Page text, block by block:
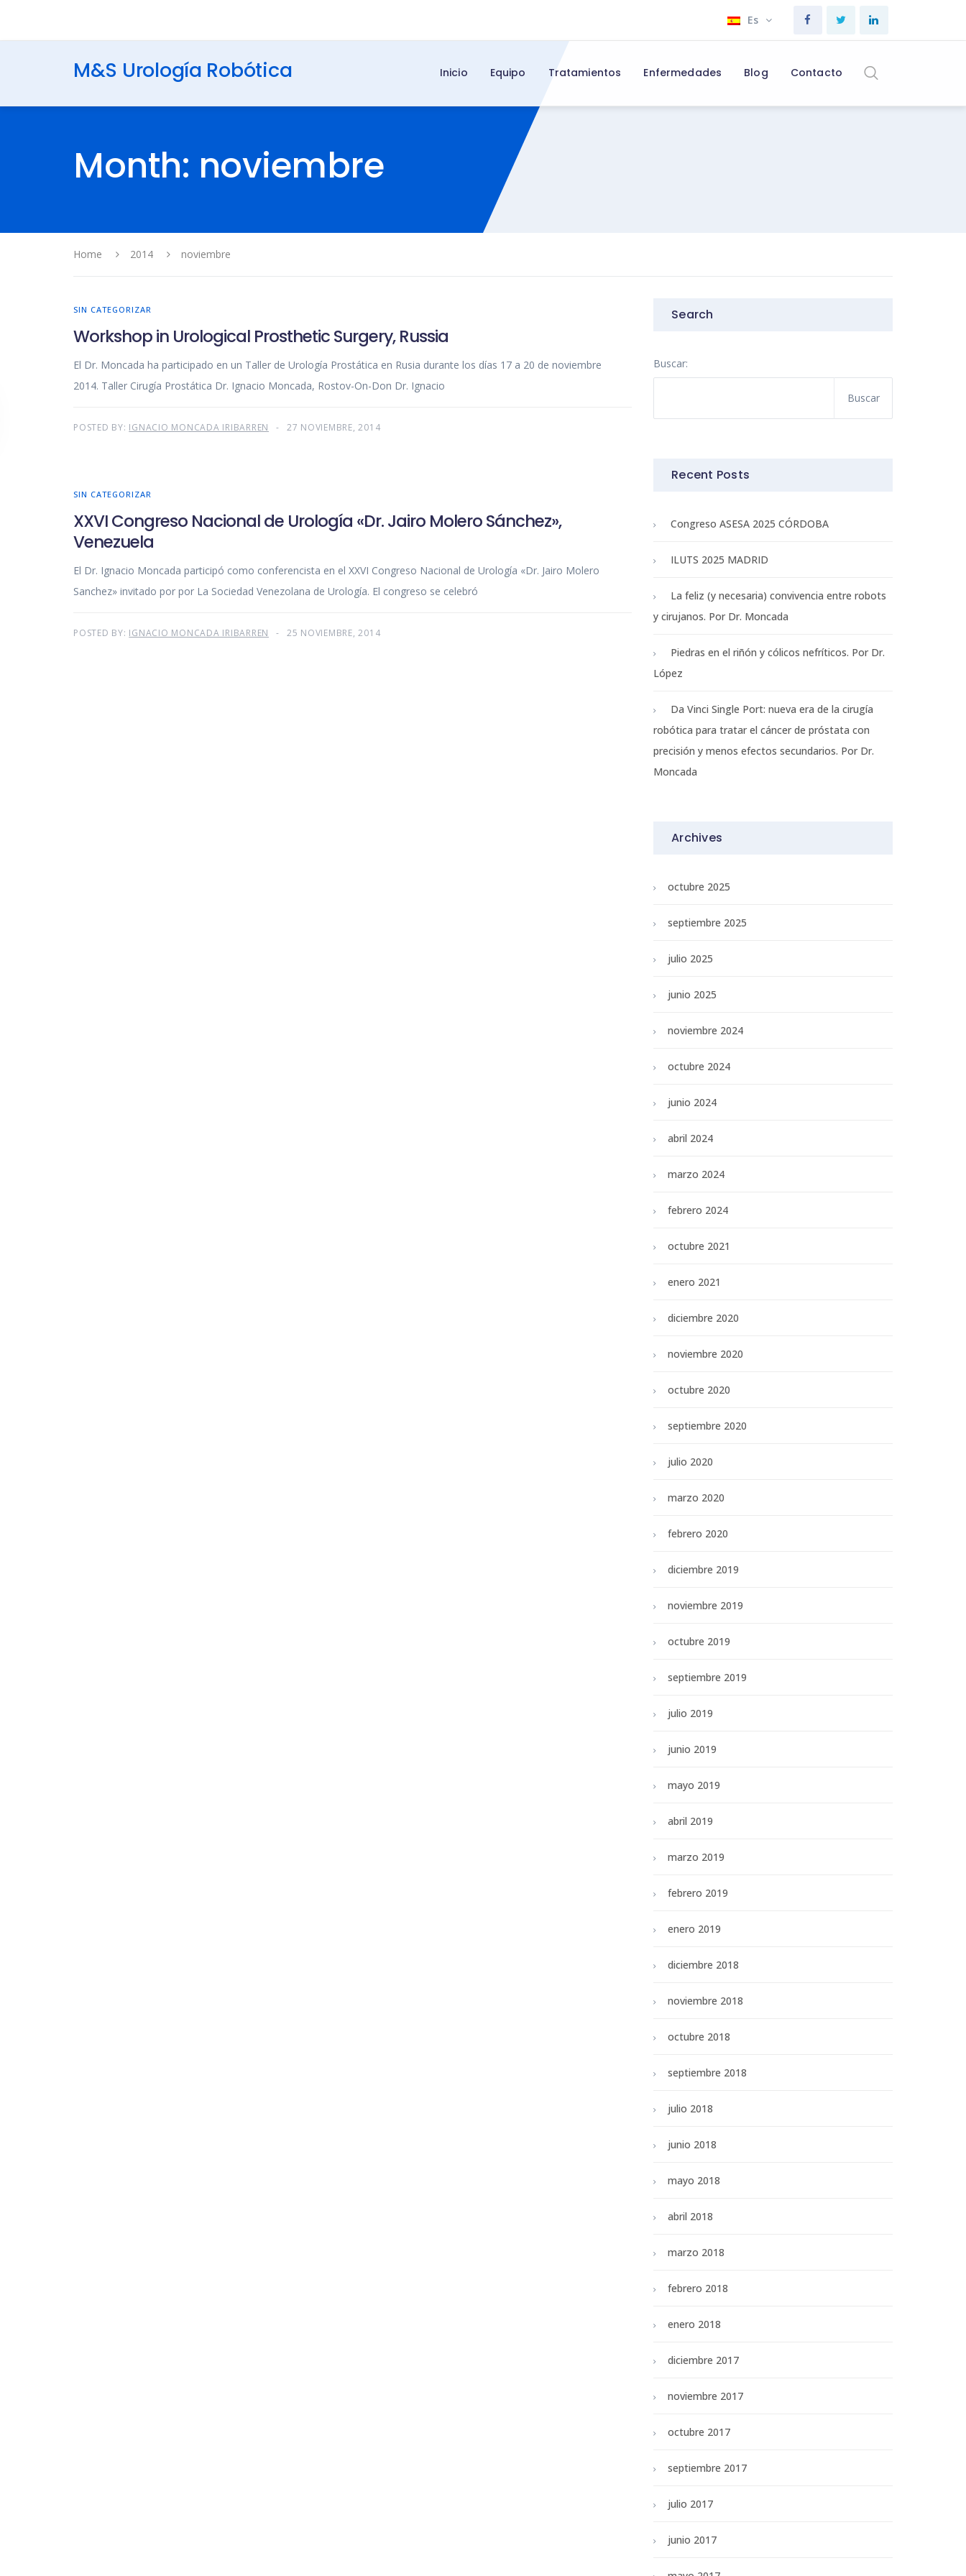
Es
M&S Urología Robótica Inicio Equipo Tratamientos Enfermedades Blog Contacto
Month: noviembre
Home 2014 noviembre
SIN CATEGORIZAR
Workshop in Urological Prosthetic Surgery, Russia
El Dr. Moncada ha participado en un Taller de Urología Prostática en Rusia durante los días 17 a 20 de noviembre
2014. Taller Cirugía Prostática Dr. Ignacio Moncada, Rostov-On-Don Dr. Ignacio
POSTED BY: IGNACIO MONCADA IRIBARREN 27 NOVIEMBRE, 2014
SIN CATEGORIZAR
XXVI Congreso Nacional de Urología «Dr. Jairo Molero Sánchez»,
Venezuela
El Dr. Ignacio Moncada participó como conferencista en el XXVI Congreso Nacional de Urología «Dr. Jairo Molero
Sanchez» invitado por por La Sociedad Venezolana de Urología. El congreso se celebró
POSTED BY: IGNACIO MONCADA IRIBARREN 25 NOVIEMBRE, 2014
Search
Buscar:
Recent Posts
Congreso ASESA 2025 CÓRDOBA
ILUTS 2025 MADRID
La feliz (y necesaria) convivencia entre robots
y cirujanos. Por Dr. Moncada
Piedras en el riñón y cólicos nefríticos. Por Dr.
López
Da Vinci Single Port: nueva era de la cirugía
robótica para tratar el cáncer de próstata con
precisión y menos efectos secundarios. Por Dr.
Moncada
Archives
octubre 2025
septiembre 2025
julio 2025
junio 2025
noviembre 2024
octubre 2024
junio 2024
abril 2024
marzo 2024
febrero 2024
octubre 2021
enero 2021
diciembre 2020
noviembre 2020
octubre 2020
septiembre 2020
julio 2020
marzo 2020
febrero 2020
diciembre 2019
noviembre 2019
octubre 2019
septiembre 2019
julio 2019
junio 2019
mayo 2019
abril 2019
marzo 2019
febrero 2019
enero 2019
diciembre 2018
noviembre 2018
octubre 2018
septiembre 2018
julio 2018
junio 2018
mayo 2018
abril 2018
marzo 2018
febrero 2018
enero 2018
diciembre 2017
noviembre 2017
octubre 2017
septiembre 2017
julio 2017
junio 2017